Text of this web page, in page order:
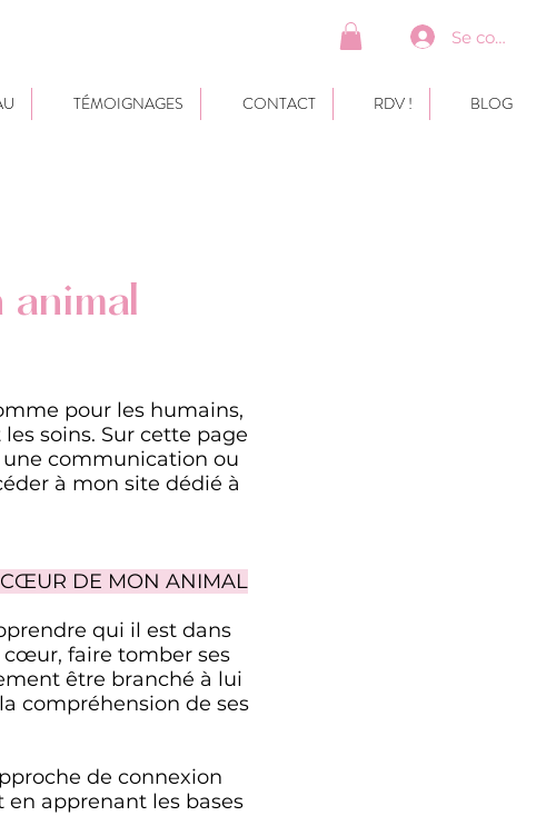
Se
TÉMOIGNAGES CONTACT RDV ! BLOG
pour les humains,
soins. Sur cette page
communication ou
à mon site dédié à
CŒUR DE MON ANIMAL
qui il est dans
faire tomber ses
être branché à lui
compréhension de ses
de connexion
apprenant les bases